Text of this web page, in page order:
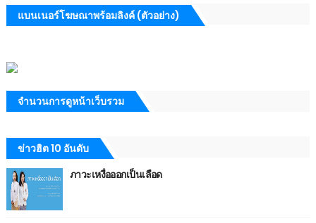
แบนเนอร์โฆษณาพร้อมลิงค์ (ตัวอย่าง)
จำนวนการดูหน้าเว็บรวม
ข่าวฮิต 10 อันดับ
ภาวะเหงื่อออกเป็นเลือด